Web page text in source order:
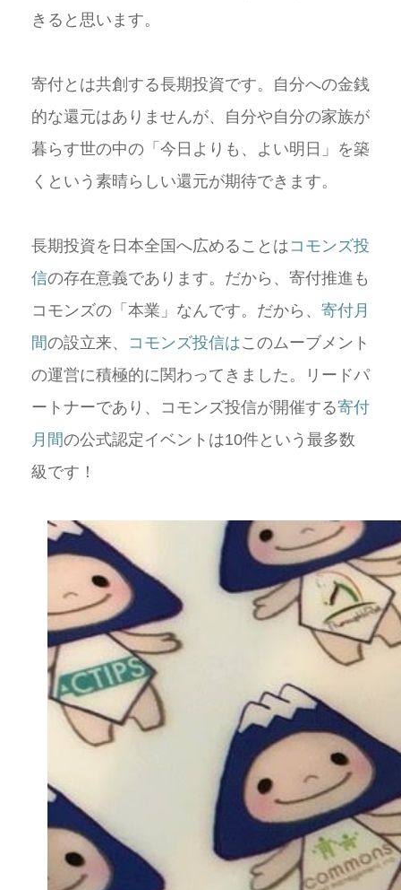
きると思います。
寄付とは共創する長期投資です。自分への金銭
的な還元はありませんが、自分や自分の家族が
暮らす世の中の「今日よりも、よい明日」を築
くという素晴らしい還元が期待できます。
長期投資を日本全国へ広めることはコモンズ投
信の存在意義であります。だから、寄付推進も
コモンズの「本業」なんです。だから、 寄付月
間の設立来、 コモンズ投信はこのムーブメント
の運営に積極的に関わってきました。リードパ
ートナーであり、コモンズ投信が開催する寄付
月間の公式認定イベントは10件という最多数
級です！